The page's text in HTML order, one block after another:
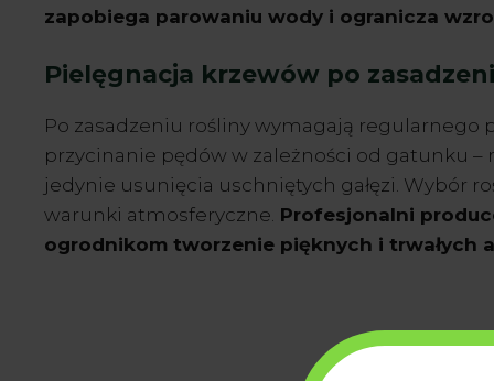
zapobiega parowaniu wody i ogranicza
Pielęgnacja krzewów po
Po zasadzeniu rośliny wymagają regularnego
przycinanie pędów w zależności od gatunku
jedynie usunięcia uschniętych gałęzi. Wybór
warunki atmosferyczne. Profesjonalni
ogrodnikom tworzenie pięknych i trwałych